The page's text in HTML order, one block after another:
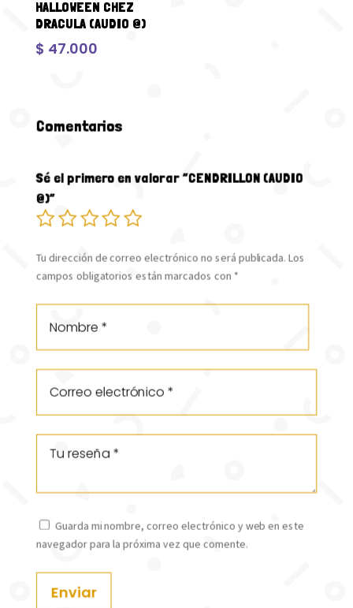
HALLOWEEN CHEZ
DRACULA (AUDIO @)
$ 47.000
Comentarios
Sé el primero en valorar “CENDRILLON (AUDIO
@)”
Tu dirección de correo electrónico no será publicada. Los
campos obligatorios están marcados con *
Guarda mi nombre, correo electrónico y web en este
navegador para la próxima vez que comente.
Enviar